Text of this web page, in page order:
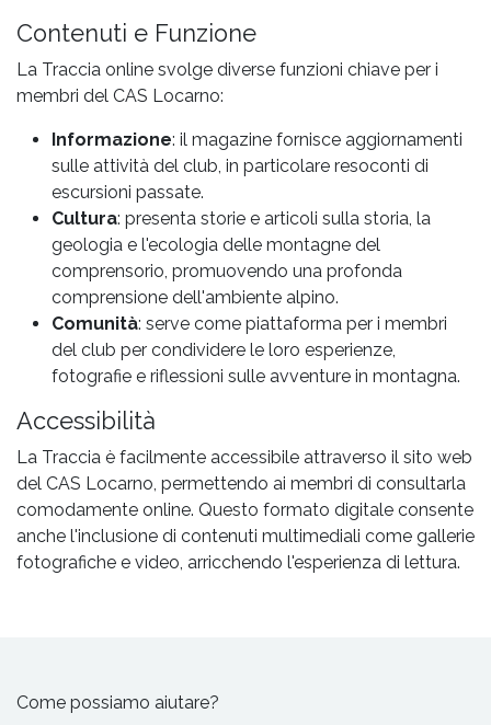
Contenuti e Funzione
La Traccia online svolge diverse funzioni chiave per i
membri del CAS Locarno:
Informazione: il magazine fornisce aggiornamenti
sulle attività del club, in particolare resoconti di
escursioni passate.
Cultura: presenta storie e articoli sulla storia, la
geologia e l'ecologia delle montagne del
comprensorio, promuovendo una profonda
comprensione dell'ambiente alpino.
Comunità: serve come piattaforma per i membri
del club per condividere le loro esperienze,
fotografie e riflessioni sulle avventure in montagna.
Accessibilità
La Traccia è facilmente accessibile attraverso il sito web
del CAS Locarno, permettendo ai membri di consultarla
comodamente online. Questo formato digitale consente
anche l'inclusione di contenuti multimediali come gallerie
fotografiche e video, arricchendo l'esperienza di lettura.
Come possiamo aiutare?